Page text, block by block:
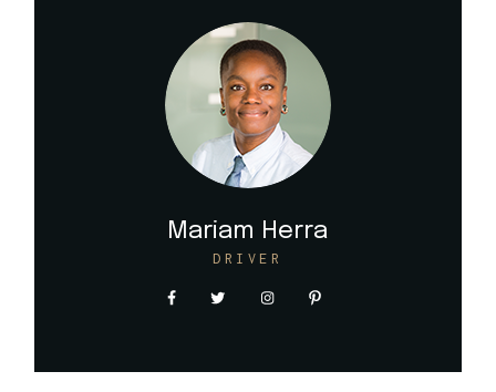
Mariam Herra
DRIVER